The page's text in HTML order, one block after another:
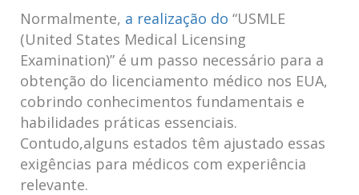
Normalmente,⁣ a ⁣realização do “USMLE
(United States Medical⁣ Licensing
Examination)” é um passo necessário para a
⁤obtenção do ⁤licenciamento médico nos EUA,
cobrindo‌ conhecimentos fundamentais e
habilidades práticas‍ essenciais.
Contudo,alguns‌ estados ‌têm ajustado essas
exigências ‌para médicos com experiência
relevante.